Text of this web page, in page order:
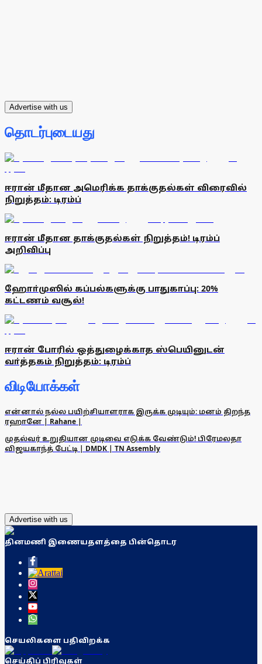
Advertise with us
தொடர்புடையது
ஈரான் மீதான அமெரிக்க தாக்குதல்கள் விரைவில்
நிறுத்தம்: டிரம்ப்
ஈரான் மீதான தாக்குதல்கள் நிறுத்தம்! டிரம்ப்
அறிவிப்பு
ஹோா்முஸில் கப்பல்களுக்கு பாதுகாப்பு: 20%
கட்டணம் வசூல்!
ஈரான் போரில் ஒத்துழைக்காத ஸ்பெயினுடன்
வா்த்தகம் நிறுத்தம்: டிரம்ப்
விடியோக்கள்
என்னால் நல்ல பயிற்சியாளராக இருக்க முடியும்: மனம் திறந்த
ரஹானே | Rahane |
முதல்வர் உறுதியான முடிவை எடுக்க வேண்டும்! பிரேமலதா
விஜயகாந்த் பேட்டி | DMDK | TN Assembly
Advertise with us
தினமணி இணையதளத்தை பின்தொடர
செயலிகளை பதிவிறக்க
செய்திப் பிரிவுகள்